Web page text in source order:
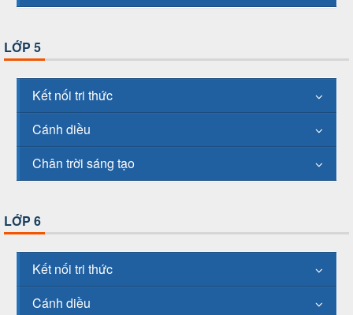
LỚP 5
Kết nối tri thức
Cánh diều
Chân trời sáng tạo
LỚP 6
Kết nối tri thức
Cánh diều